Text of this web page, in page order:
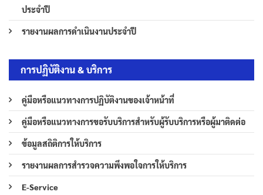
ประจำปี
รายงานผลการดำเนินงานประจำปี
การปฏิบัติงาน & บริการ
คู่มือหรือแนวทางการปฏิบัติงานของเจ้าหน้าที่
คู่มือหรือแนวทางการขอรับบริการสำหรับผู้รับบริการหรือผู้มาติดต่อ
ข้อมูลสถิติการให้บริการ
รายงานผลการสำรวจความพึงพอใจการให้บริการ
E-Service